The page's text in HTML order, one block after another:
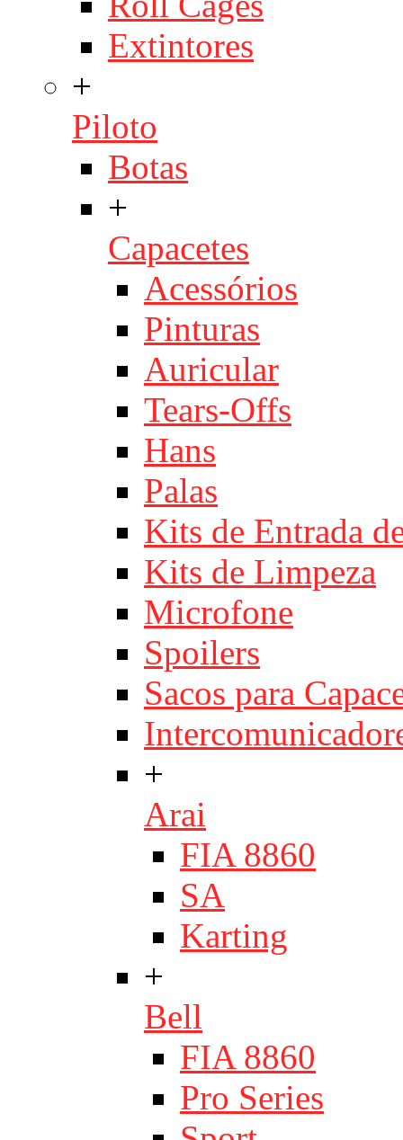
Extintores
+
Piloto
Botas
+
Capacetes
Acessórios
Pinturas
Auricular
Tears-Offs
Hans
Palas
Kits de Entrada
Kits de Limpeza
Microfone
Spoilers
Sacos para
+
Arai
FIA 8860
SA
Karting
+
Bell
FIA 8860
Pro Series